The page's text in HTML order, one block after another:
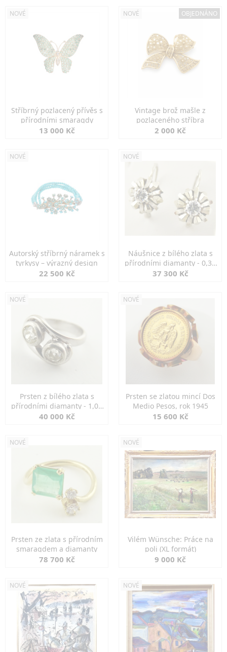
NOVÉ
Stříbrný pozlacený přívěs s
přírodními smaragdy
13 000 Kč
NOVÉ OBJEDNÁNO
Vintage brož mašle z
pozlaceného stříbra
2 000 Kč
NOVÉ
Autorský stříbrný náramek s
tyrkysy – výrazný design
22 500 Kč
NOVÉ
Náušnice z bílého zlata s
přírodními diamanty - 0,30
ct
37 300 Kč
NOVÉ
Prsten z bílého zlata s
přírodními diamanty - 1,00
ct
40 000 Kč
NOVÉ
Prsten se zlatou mincí Dos
Medio Pesos, rok 1945
15 600 Kč
NOVÉ
Prsten ze zlata s přírodním
smaragdem a diamanty
78 700 Kč
NOVÉ
Vilém Wünsche: Práce na
poli (XL formát)
9 000 Kč
NOVÉ NOVÉ